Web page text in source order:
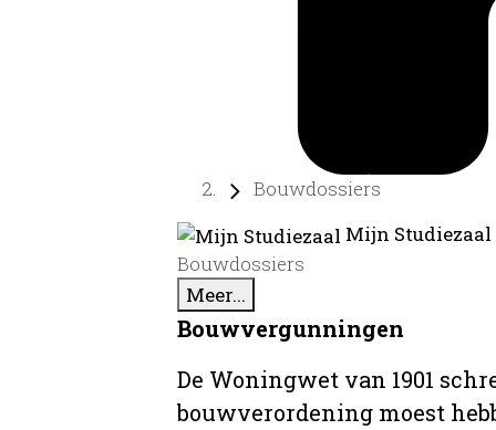
Bouwdossiers
Mijn
Bouwdossiers
Meer...
Bouwvergunningen
De Woningwet van 1901
bouwverordening moest